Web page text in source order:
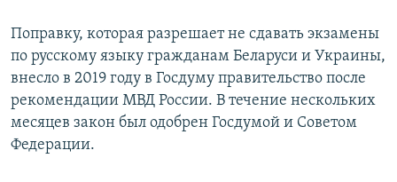
Поправку, которая разрешает не сдавать экзамены
по русскому языку гражданам Беларуси и Украины,
внесло в 2019 году в Госдуму правительство после
рекомендации МВД России. В течение нескольких
месяцев закон был одобрен Госдумой и Советом
Федерации.